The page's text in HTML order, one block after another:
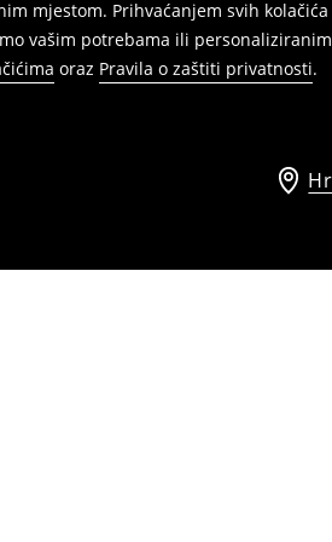
mjestom. Prihvaćanjem svih
vašim potrebama ili personaliziranim
oraz Pravila o zaštiti privatnosti.